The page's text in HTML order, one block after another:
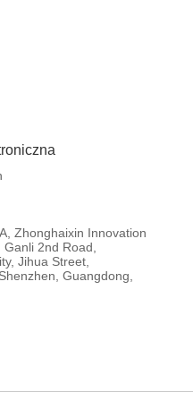
Zhonghaixin Innovation
2nd Road,
Jihua Street,
Guangdong,